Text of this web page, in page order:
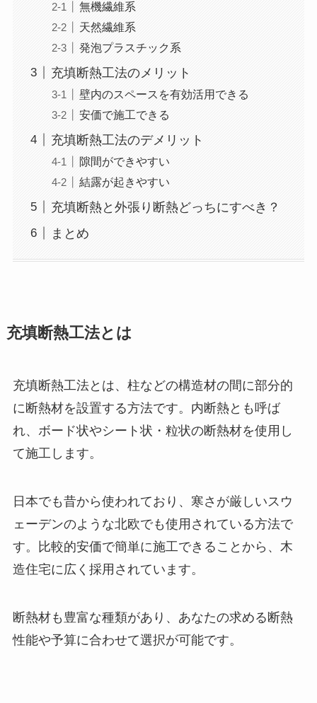
無機繊維系
天然繊維系
発泡プラスチック系
充填断熱工法のメリット
壁内のスペースを有効活用できる
安価で施工できる
充填断熱工法のデメリット
隙間ができやすい
結露が起きやすい
充填断熱と外張り断熱どっちにすべき？
まとめ
充填断熱工法とは
充填断熱工法とは、柱などの構造材の間に部分的
に断熱材を設置する方法です。内断熱とも呼ば
れ、ボード状やシート状・粒状の断熱材を使用し
て施工します。
日本でも昔から使われており、寒さが厳しいスウ
ェーデンのような北欧でも使用されている方法で
す。比較的安価で簡単に施工できることから、木
造住宅に広く採用されています。
断熱材も豊富な種類があり、あなたの求める断熱
性能や予算に合わせて選択が可能です。